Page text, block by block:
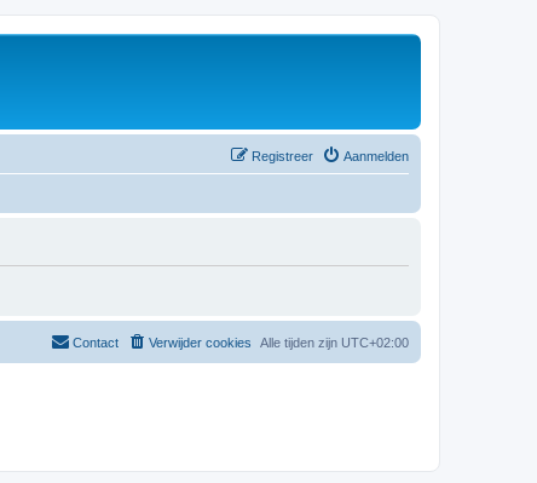
Aanmelden
Registreer
Alle tijden zijn UTC+02:00
Verwijder cookies
Contact